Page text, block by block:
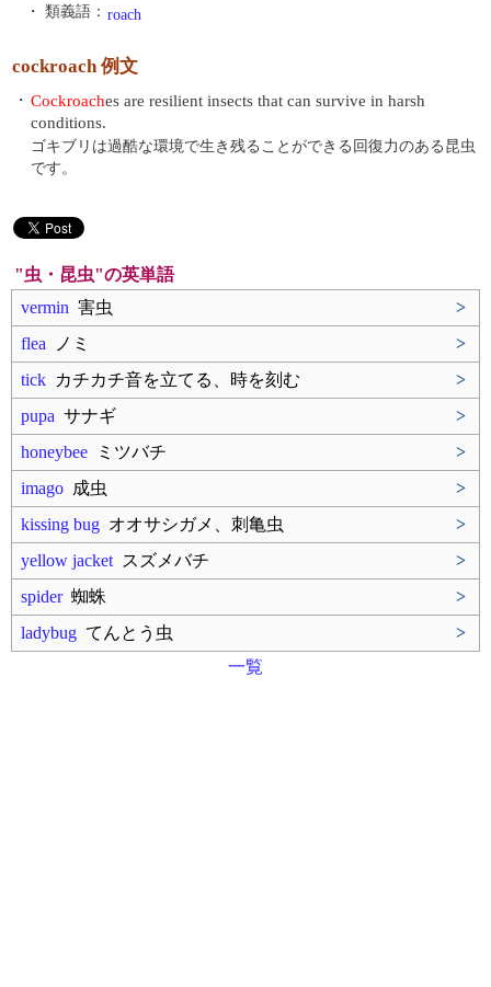
・ 類義語： roach
cockroach 例文
・ Cockroaches are resilient insects that can survive in harsh
conditions.
ゴキブリは過酷な環境で生き残ることができる回復力のある昆虫
です。
"虫・昆虫"の英単語
vermin 害虫
>
flea ノミ
>
tick カチカチ音を立てる、時を刻む
>
pupa サナギ
>
honeybee ミツバチ
>
imago 成虫
>
kissing bug オオサシガメ、刺亀虫
>
yellow jacket スズメバチ
>
spider蜘蛛
>
ladybug てんとう虫
>
一覧